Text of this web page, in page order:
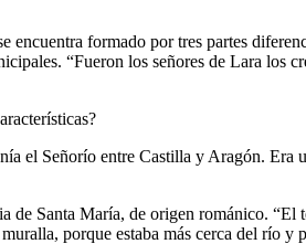
encuentra formado por tres partes
“Fueron los señores de Lara los
el Señorío entre Castilla y Aragón. Era
de Santa María, de origen románico.
porque estaba más cerca del río y